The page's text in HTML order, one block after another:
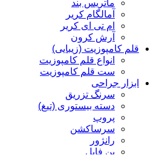
ماتریس بند
آمالگام کریر
ام تی ای کریر
آرش کرون
قلم کامپوزیت (زیبایی)
انواع قلم کامپوزیت
ست قلم کامپوزیت
ابزار جراحی
سرنگ تزریق
دسته بیستوری (تیغ)
پروپ
سرساکشن
رانژور
بن فایل